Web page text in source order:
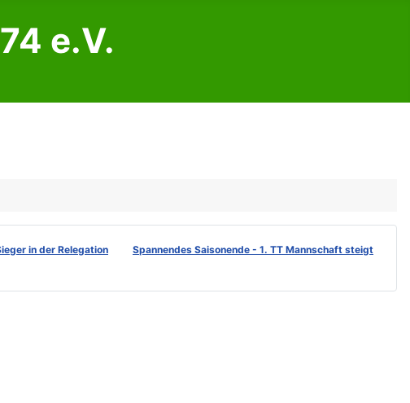
e.V.
in der Relegation
Spannendes Saisonende - 1. TT Mannschaft steigt